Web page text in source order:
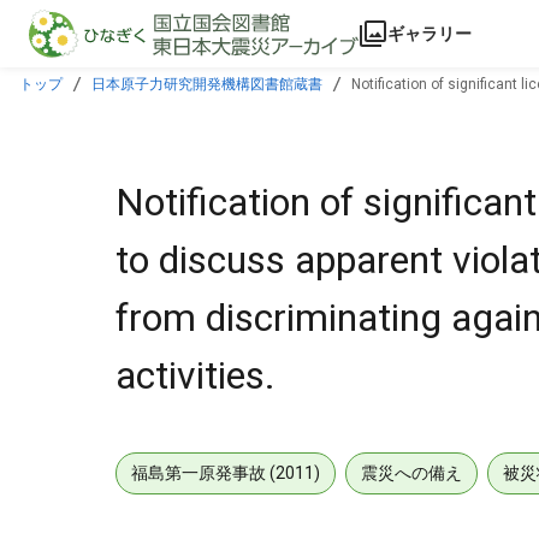
本文に飛ぶ
ギャラリー
トップ 日本原子力研究開発機構図書館蔵書
Notification of significant
Notification of
to discuss apparent
from discriminating
activities.
福島第一原発事故 (2011) 震災への備え 被災